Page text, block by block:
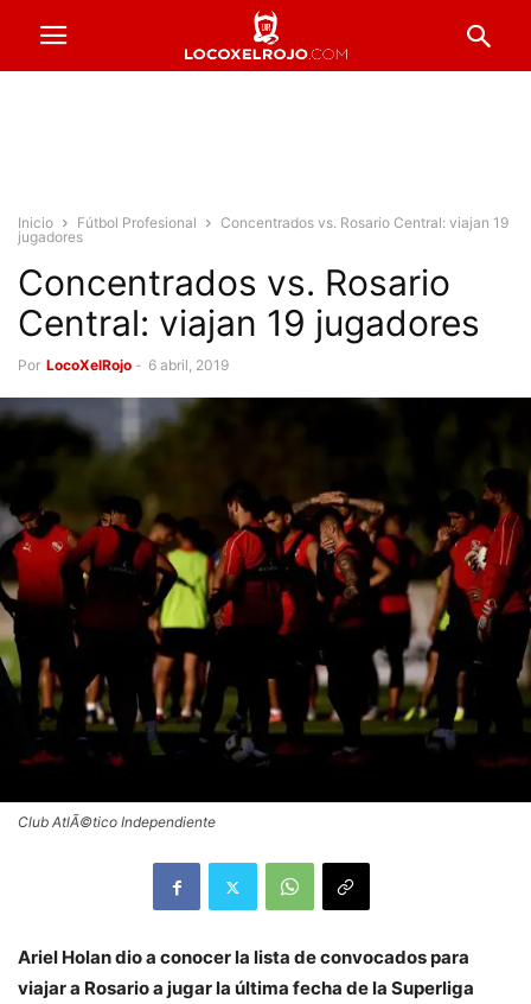
Inicio Fútbol Profesional
Concentrados vs. Rosario Central: viajan 19
jugadores
Concentrados vs. Rosario
Central: viajan 19 jugadores
Por LocoXelRojo - 6 abril, 2019
Club AtlÃ©tico Independiente
Ariel Holan dio a conocer la lista de convocados para
viajar a Rosario a jugar la última fecha de la Superliga